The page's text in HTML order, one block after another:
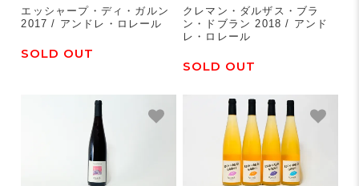
エッシャープ・ディ・ガルン
2017 / アンドレ・ロレール
SOLD OUT
クレマン・ダルザス・ブラ
ン・ドブラン 2018 / アンド
レ・ロレール
SOLD OUT